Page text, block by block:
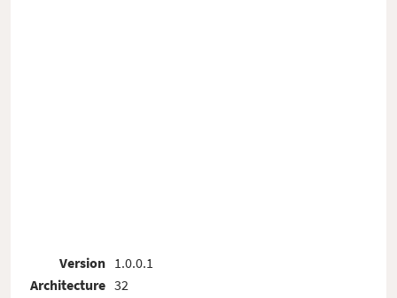
Version
Architecture
1.0.0.1
32